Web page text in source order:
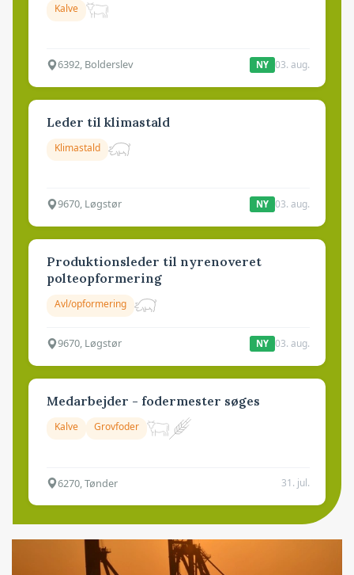
Kalve
6392, Bolderslev NY 03. aug.
Leder til klimastald
Klimastald
9670, Løgstør NY 03. aug.
Produktionsleder til nyrenoveret
polteopformering
Avl/opformering
9670, Løgstør NY 03. aug.
Medarbejder - fodermester søges
Kalve Grovfoder
6270, Tønder 31. jul.